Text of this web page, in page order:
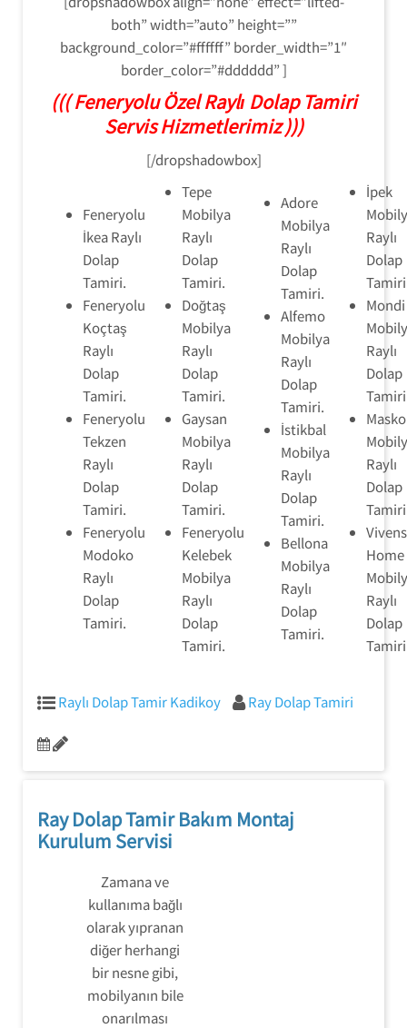
both” width=”auto” height=””
background_color=”#ffffff” border_width=”1″
border_color=”#dddddd” ]
((( Feneryolu Özel Raylı Dolap Tamiri
Servis Hizmetlerimiz )))
[/dropshadowbox]
Feneryolu
İkea Raylı
Dolap
Tamiri.
Feneryolu
Koçtaş
Raylı
Dolap
Tamiri.
Feneryolu
Tekzen
Raylı
Dolap
Tamiri.
Feneryolu
Modoko
Raylı
Dolap
Tamiri.
Tepe
Mobilya
Raylı
Dolap
Tamiri.
Doğtaş
Mobilya
Raylı
Dolap
Tamiri.
Gaysan
Mobilya
Raylı
Dolap
Tamiri.
Feneryolu
Kelebek
Mobilya
Raylı
Dolap
Tamiri.
Adore
Mobilya
Raylı
Dolap
Tamiri.
Alfemo
Mobilya
Raylı
Dolap
Tamiri.
İstikbal
Mobilya
Raylı
Dolap
Tamiri.
Bellona
Mobilya
Raylı
Dolap
Tamiri.
İpek
Raylı
Dolap
Mondi
Raylı
Dolap
Masko
Raylı
Dolap
Home
Raylı
Dolap
Raylı Dolap Tamir Kadikoy Ray Dolap Tamiri
Ray Dolap Tamir Bakım Montaj
Kurulum Servisi
Zamana ve
kullanıma bağlı
olarak yıpranan
diğer herhangi
bir nesne gibi,
mobilyanın bile
onarılması